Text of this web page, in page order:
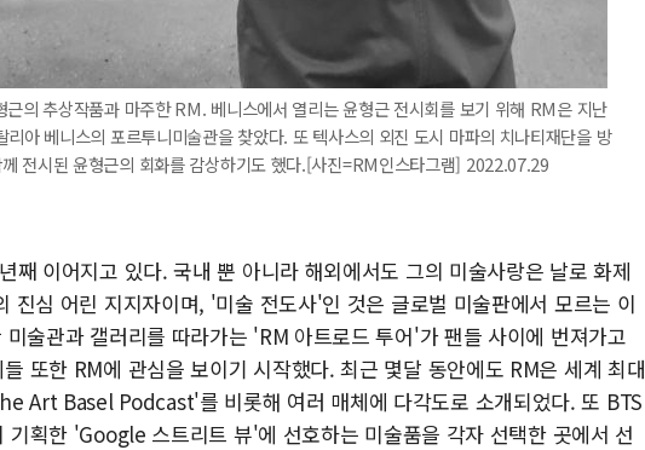
의 추상작품과 마주한 RM. 베니스에서 열리는 윤형근 전시회를 보기 위해 RM은 지난
아 베니스의 포르투니미술관을 찾았다. 또 텍사스의 외진 도시 마파의 치나티재단을 방
전시된 윤형근의 회화를 감상하기도 했다.[사진=RM인스타그램] 2022.07.29
째 이어지고 있다. 국내 뿐 아니라 해외에서도 그의 미술사랑은 날로 화제
진심 어린 지지자이며, '미술 전도사'인 것은 글로벌 미술판에서 모르는 이
술관과 갤러리를 따라가는 'RM 아트로드 투어'가 팬들 사이에 번져가고
또한 RM에 관심을 보이기 시작했다. 최근 몇달 동안에도 RM은 세계 최대
Art Basel Podcast'를 비롯해 여러 매체에 다각도로 소개되었다. 또 BTS
기획한 'Google 스트리트 뷰'에 선호하는 미술품을 각자 선택한 곳에서 선